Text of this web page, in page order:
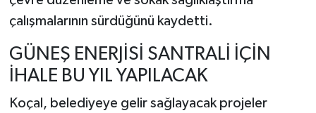
çalışmalarının sürdüğünü kaydetti.
GÜNEŞ ENERJİSİ SANTRALİ İÇİN
İHALE BU YIL YAPILACAK
Koçal, belediyeye gelir sağlayacak projeler